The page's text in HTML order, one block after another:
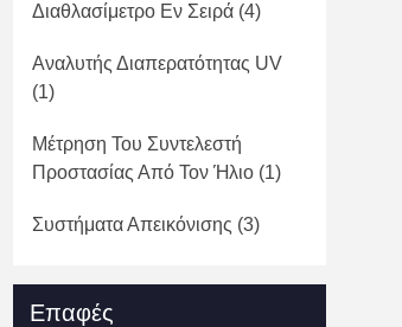
Διαθλασίμετρο Εν Σειρά (4)
Αναλυτής Διαπερατότητας UV
(1)
Μέτρηση Του Συντελεστή
Προστασίας Από Τον Ήλιο (1)
Συστήματα Απεικόνισης (3)
Επαφές